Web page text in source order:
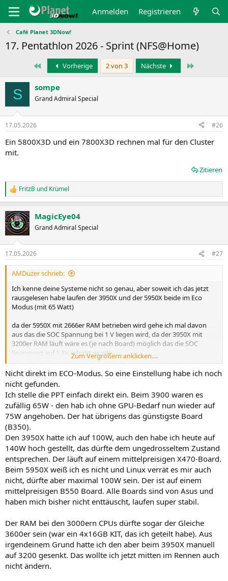
Anmelden Registrieren
Café Planet 3DNow!
17. Pentathlon 2026 - Sprint (NFS@Home)
Erste Vorherige 2 von 3 Nächste
S sompe
Grand Admiral Special
17.05.2026 #26
Ein 5800X3D und ein 7800X3D rechnen mal für den Cluster
mit.
Zitieren
R
e
k
t
i
e
n
FritzB und Krümel
MagicEye04
Grand Admiral Special
17.05.2026 #27
AMDuzer schrieb:
Ich kenne deine Systeme nicht so genau, aber soweit ich das jetzt
rausgelesen habe laufen der 3950X und der 5950X beide im Eco
Modus (mit 65 Watt)
da der 5950X mit 2666er RAM betrieben wird gehe ich mal davon
aus das die SOC Spannung bei 1 V liegen wird, da der 3950X mit
3200er RAM läuft wäre es (je nach Board) möglich das die SOC
Spannung auf 1.1V erhöht wurde.
Gerade etwas günstigere Boards die an den Spannungswandlern
sparen machen dies gerne.
Dadurch kann es aber dazu kommen das bei Vollauslastung der
Takt der Kerne gesenkt wird um immer noch in das 65W "Fenster"
zu passen, bei meinem 5950X macht dies je nach Projekt bis zu
300MHz Taktunterschied auf allen Kernen aus (je nachdem ob ich
3200er RAM mit 1 V SOC Spannung oder 3600er RAM mit 1.1V SOC
Spannung nutze)
Ich weiss nicht ob dies dein Problem löst, aber vielleicht hilft es
trotzdem jemandem
Mit freundlichen Grüßen
AMDuzer
Zum Vergrößern anklicken....
Nicht direkt im ECO-Modus. So eine Einstellung habe ich noch
nicht gefunden.
Ich stelle die PPT einfach direkt ein. Beim 3900 waren es
zufällig 65W - den hab ich ohne GPU-Bedarf nun wieder auf
75W angehoben. Der hat übrigens das günstigste Board
(B350).
Den 3950X hatte ich auf 100W, auch den habe ich heute auf
140W hoch gestellt, das dürfte dem ungedrosseltem Zustand
entsprechen. Der läuft auf einem mittelpreisigen X470-Board.
Beim 5950X weiß ich es nicht und Linux verrät es mir auch
nicht, dürfte aber maximal 100W sein. Der ist auf einem
mittelpreisigen B550 Board. Alle Boards sind von Asus und
haben mich bisher nicht enttäuscht, laufen super stabil.
Der RAM bei den 3000ern CPUs dürfte sogar der Gleiche
3600er sein (war ein 4x16GB KIT, das ich geteilt habe). Aus
irgendeinem Grund hatte ich den aber beim 3950X manuell
auf 3200 gesenkt. Das wollte ich jetzt mitten im Rennen auch
nicht ändern.